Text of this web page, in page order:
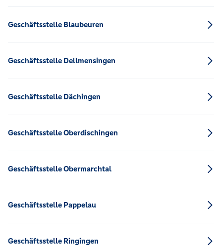
Geschäftsstelle Blaubeuren
Geschäftsstelle Dellmensingen
Geschäftsstelle Dächingen
Geschäftsstelle Oberdischingen
Geschäftsstelle Obermarchtal
Geschäftsstelle Pappelau
Geschäftsstelle Ringingen